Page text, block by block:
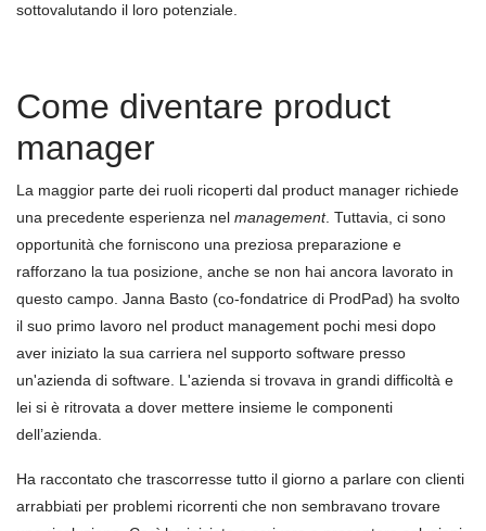
sottovalutando il loro potenziale.
Come diventare product
manager
La maggior parte dei ruoli ricoperti dal product manager richiede
una precedente esperienza nel management. Tuttavia, ci sono
opportunità che forniscono una preziosa preparazione e
rafforzano la tua posizione, anche se non hai ancora lavorato in
questo campo. Janna Basto (co-fondatrice di ProdPad) ha svolto
il suo primo lavoro nel product management pochi mesi dopo
aver iniziato la sua carriera nel supporto software presso
un'azienda di software. L'azienda si trovava in grandi difficoltà e
lei si è ritrovata a dover mettere insieme le componenti
dell’azienda.
Ha raccontato che trascorresse tutto il giorno a parlare con clienti
arrabbiati per problemi ricorrenti che non sembravano trovare